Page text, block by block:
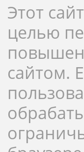
Этот
целью
сайтом.